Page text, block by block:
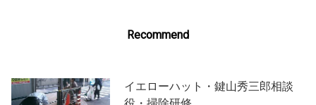
Recommend
イエローハット・鍵山秀三郎相談